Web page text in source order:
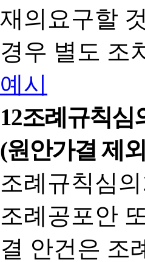
재의요구할
경우 별도 조
예시
12조례규칙심
(원안가결 제
조례규칙심
조례공포안
결 안건은 조